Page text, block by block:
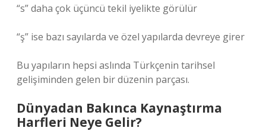
“s” daha çok üçüncü tekil iyelikte görülür
“ş” ise bazı sayılarda ve özel yapılarda devreye girer
Bu yapıların hepsi aslında Türkçenin tarihsel
gelişiminden gelen bir düzenin parçası.
Dünyadan Bakınca Kaynaştırma
Harfleri Neye Gelir?